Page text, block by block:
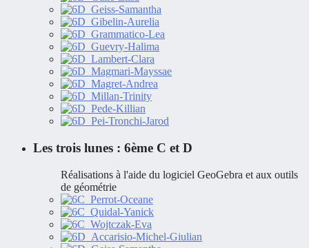
Les trois lunes : 6ème C et D
Réalisations à l'aide du logiciel GeoGebra et aux outils
de géométrie